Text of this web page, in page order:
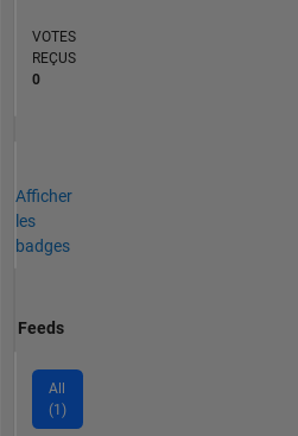
VOTES
REÇUS
0
Afficher
les
badges
Feeds
All
(1)